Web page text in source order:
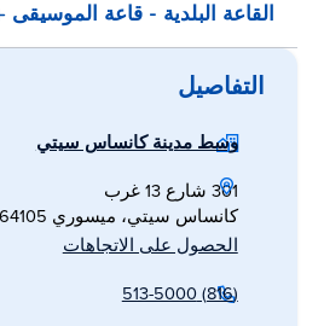
القاعة البلدية - قاعة الموسيقى
التفاصيل
وسط مدينة كانساس سيتي
301 شارع 13 غرب
كانساس سيتي، ميسوري 64105
الحصول على الاتجاهات
(816) 513-5000